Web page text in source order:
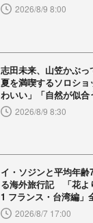
2026/8/9 8:00
志田未来、山笠かぶ
夏を満喫するソロシ
わいい」「自然が似合
2026/8/9 8:30
イ・ソジンと平均年
る海外旅行記 「花よ
1 フランス・台湾編」
2026/8/7 17:00